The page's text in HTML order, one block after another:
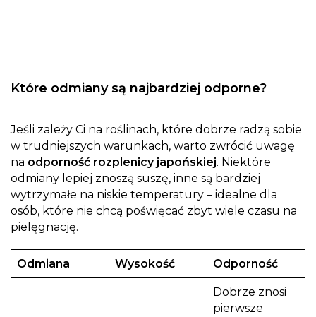
Które odmiany są najbardziej odporne?
Jeśli zależy Ci na roślinach, które dobrze radzą sobie
w trudniejszych warunkach, warto zwrócić uwagę
na odporność rozplenicy japońskiej. Niektóre
odmiany lepiej znoszą suszę, inne są bardziej
wytrzymałe na niskie temperatury – idealne dla
osób, które nie chcą poświęcać zbyt wiele czasu na
pielęgnację.
Odmiana Wysokość Odporność
Dobrze znosi
pierwsze